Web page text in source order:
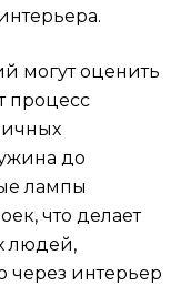
могут оценить
процесс
до
лампы
что делает
людей,
интерьер